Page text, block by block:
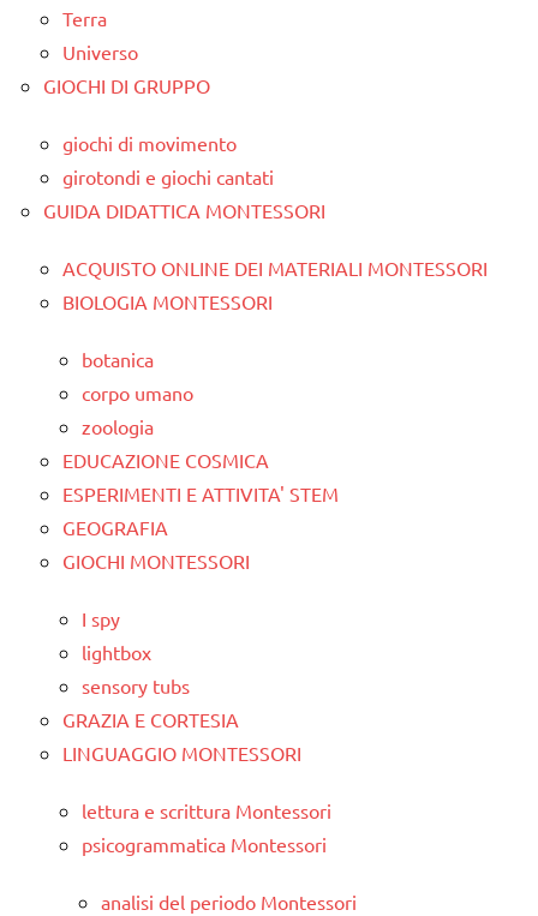
Terra
Universo
GIOCHI DI GRUPPO
giochi di movimento
girotondi e giochi cantati
GUIDA DIDATTICA MONTESSORI
ACQUISTO ONLINE DEI MATERIALI MONTESSORI
BIOLOGIA MONTESSORI
botanica
corpo umano
zoologia
EDUCAZIONE COSMICA
ESPERIMENTI E ATTIVITA' STEM
GEOGRAFIA
GIOCHI MONTESSORI
I spy
lightbox
sensory tubs
GRAZIA E CORTESIA
LINGUAGGIO MONTESSORI
lettura e scrittura Montessori
psicogrammatica Montessori
analisi del periodo Montessori